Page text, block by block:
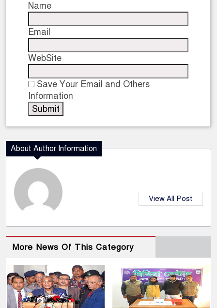
Name
Email
WebSite
Save Your Email and Others
Information
About Author Information
View All Post
More News Of This Category